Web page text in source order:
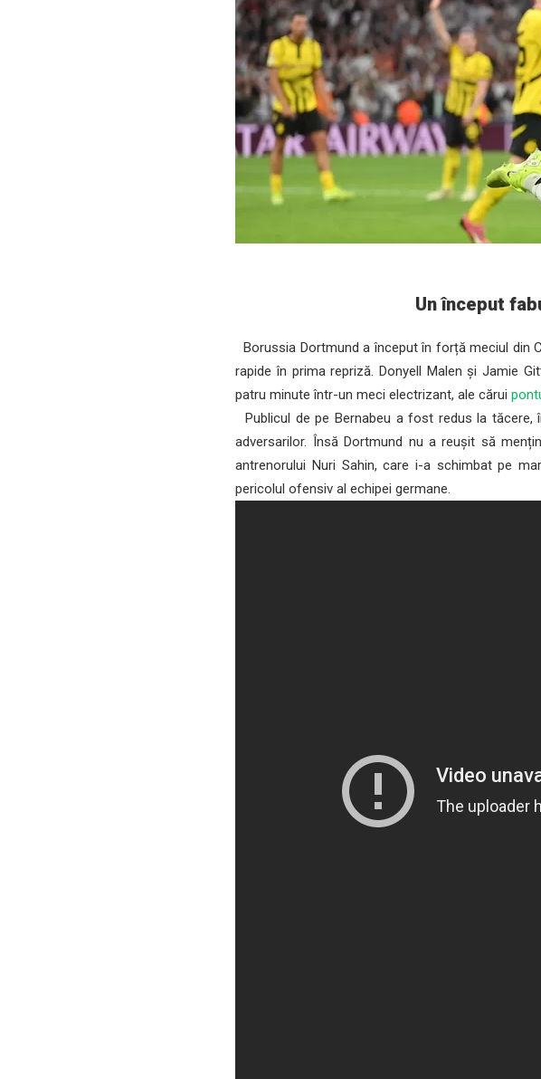
Un început
Borussia Dortmund a început în forță meciul din
rapide în prima repriză. Donyell Malen și Jamie
patru minute într-un meci electrizant, ale cărui
Publicul de pe Bernabeu a fost redus la
adversarilor. Însă Dortmund nu a reușit să
antrenorului Nuri Sahin, care i-a schimbat pe
pericolul ofensiv al echipei germane.